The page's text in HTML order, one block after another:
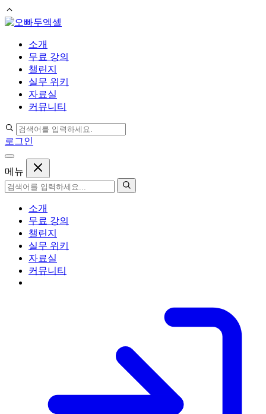
컨
소개
무료 강의
챌린지
실무 위키
자료실
커뮤니티
로그인
메뉴
소개
무료 강의
챌린지
실무 위키
자료실
커뮤니티